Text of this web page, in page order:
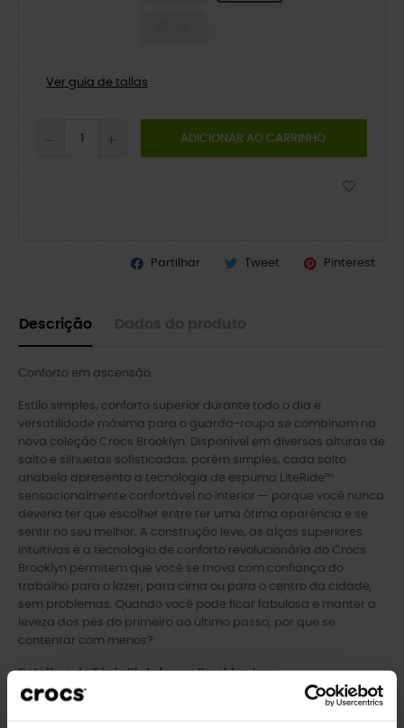
Ver guía de tallas
ADICIONAR AO CARRINHO
Partilhar Tweet Pinterest
Descrição
Conforto em ascensão.
Estilo simples, conforto superior durante todo o dia e
versatilidade máxima para o guarda-roupa se combinam na
nova coleção Crocs Brooklyn. Disponível em diversas alturas de
salto e silhuetas sofisticadas, porém simples, cada salto
anabela apresenta a tecnologia de espuma LiteRide™
sensacionalmente confortável no interior — porque você nunca
deveria ter que escolher entre ter uma ótima aparência e se
sentir no seu melhor. A construção leve, as alças superiores
intuitivas e a tecnologia de conforto revolucionária do Crocs
Brooklyn permitem que você se mova com confiança do
trabalho para o lazer, para cima ou para o centro da cidade,
sem problemas. Quando você pode ficar fabulosa e manter a
leveza dos pés do primeiro ao último passo, por que se
contentar com menos?
Detalhes do Tênis Plataforma Brooklyn Low:
Silhueta elegante com duas tiras e tiras no calcanhar para